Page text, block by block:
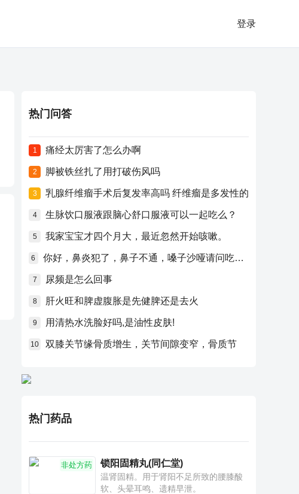
登录
热门问答
1 痛经太厉害了怎么办啊
2 脚被铁丝扎了用打破伤风吗
3 乳腺纤维瘤手术后复发率高吗 纤维瘤是多发性的
4 生脉饮口服液跟脑心舒口服液可以一起吃么？
5 我家宝宝才四个月大，最近忽然开始咳嗽。
6 你好，鼻炎犯了，鼻子不通，嗓子沙哑请问吃什么药比较好？
7 尿频是怎么回事
8 肝火旺和脾虚腹胀是先健脾还是去火
9 用清热水洗脸好吗,是油性皮肤!
10 双膝关节缘骨质增生，关节间隙变窄，骨质节
热门药品
非处方药 锁阳固精丸(同仁堂)
温肾固精。用于肾阳不足所致的腰膝酸
软、头晕耳鸣、遗精早泄。